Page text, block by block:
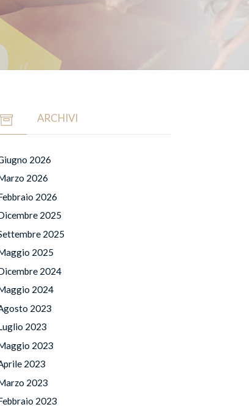
ARCHIVI
2026
2026
2026
2025
2025
2025
2024
2024
2023
2023
2023
2023
2023
2023